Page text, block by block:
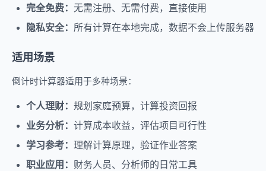
完全免费： 无需注册、无需付费，直接使用
隐私安全： 所有计算在本地完成，数据不会上传服务器
适用场景
倒计时计算器适用于多种场景：
个人理财： 规划家庭预算，计算投资回报
业务分析： 计算成本收益，评估项目可行性
学习参考： 理解计算原理，验证作业答案
职业应用： 财务人员、分析师的日常工具